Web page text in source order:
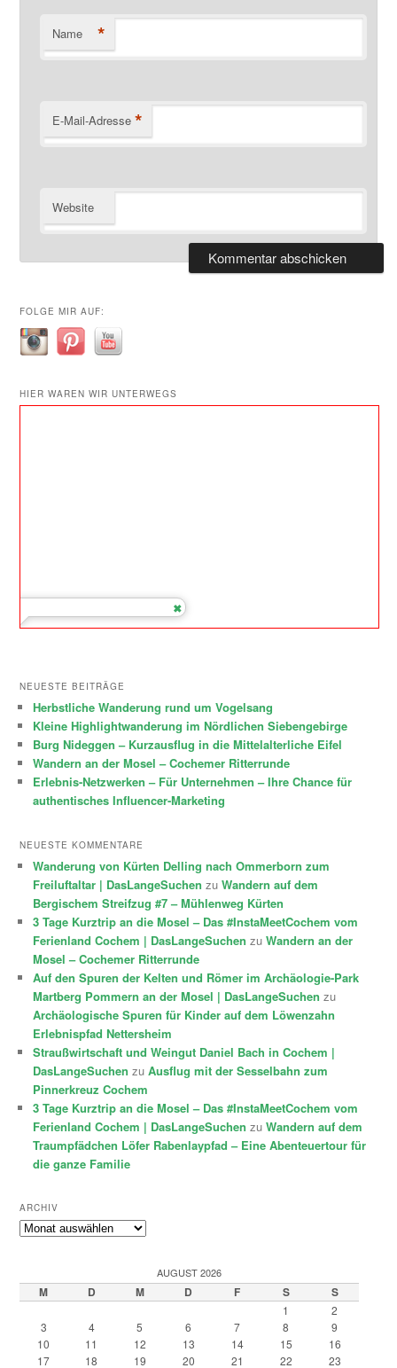
Name *
E-Mail-Adresse *
Website
FOLGE MIR AUF:
HIER WAREN WIR UNTERWEGS
NEUESTE BEITRÄGE
Herbstliche Wanderung rund um Vogelsang
Kleine Highlightwanderung im Nördlichen Siebengebirge
Burg Nideggen – Kurzausflug in die Mittelalterliche Eifel
Wandern an der Mosel – Cochemer Ritterrunde
Erlebnis-Netzwerken – Für Unternehmen – Ihre Chance für
authentisches Influencer-Marketing
NEUESTE KOMMENTARE
Wanderung von Kürten Delling nach Ommerborn zum
Freiluftaltar | DasLangeSuchen zuWandern auf dem
Bergischem Streifzug #7 – Mühlenweg Kürten
3 Tage Kurztrip an die Mosel – Das #InstaMeetCochem vom
Ferienland Cochem | DasLangeSuchen zuWandern an der
Mosel – Cochemer Ritterrunde
Auf den Spuren der Kelten und Römer im Archäologie-Park
Martberg Pommern an der Mosel | DasLangeSuchen zu
Archäologische Spuren für Kinder auf dem Löwenzahn
Erlebnispfad Nettersheim
Straußwirtschaft und Weingut Daniel Bach in Cochem |
DasLangeSuchen zuAusflug mit der Sesselbahn zum
Pinnerkreuz Cochem
3 Tage Kurztrip an die Mosel – Das #InstaMeetCochem vom
Ferienland Cochem | DasLangeSuchen zuWandern auf dem
Traumpfädchen Löfer Rabenlaypfad – Eine Abenteuertour für
die ganze Familie
ARCHIV
Archiv
AUGUST 2026
M D M D F S S
1
2
3
4 5 6 7 8
9
10
11 12 13 14 15
16
17
18 19 20 21 22
23